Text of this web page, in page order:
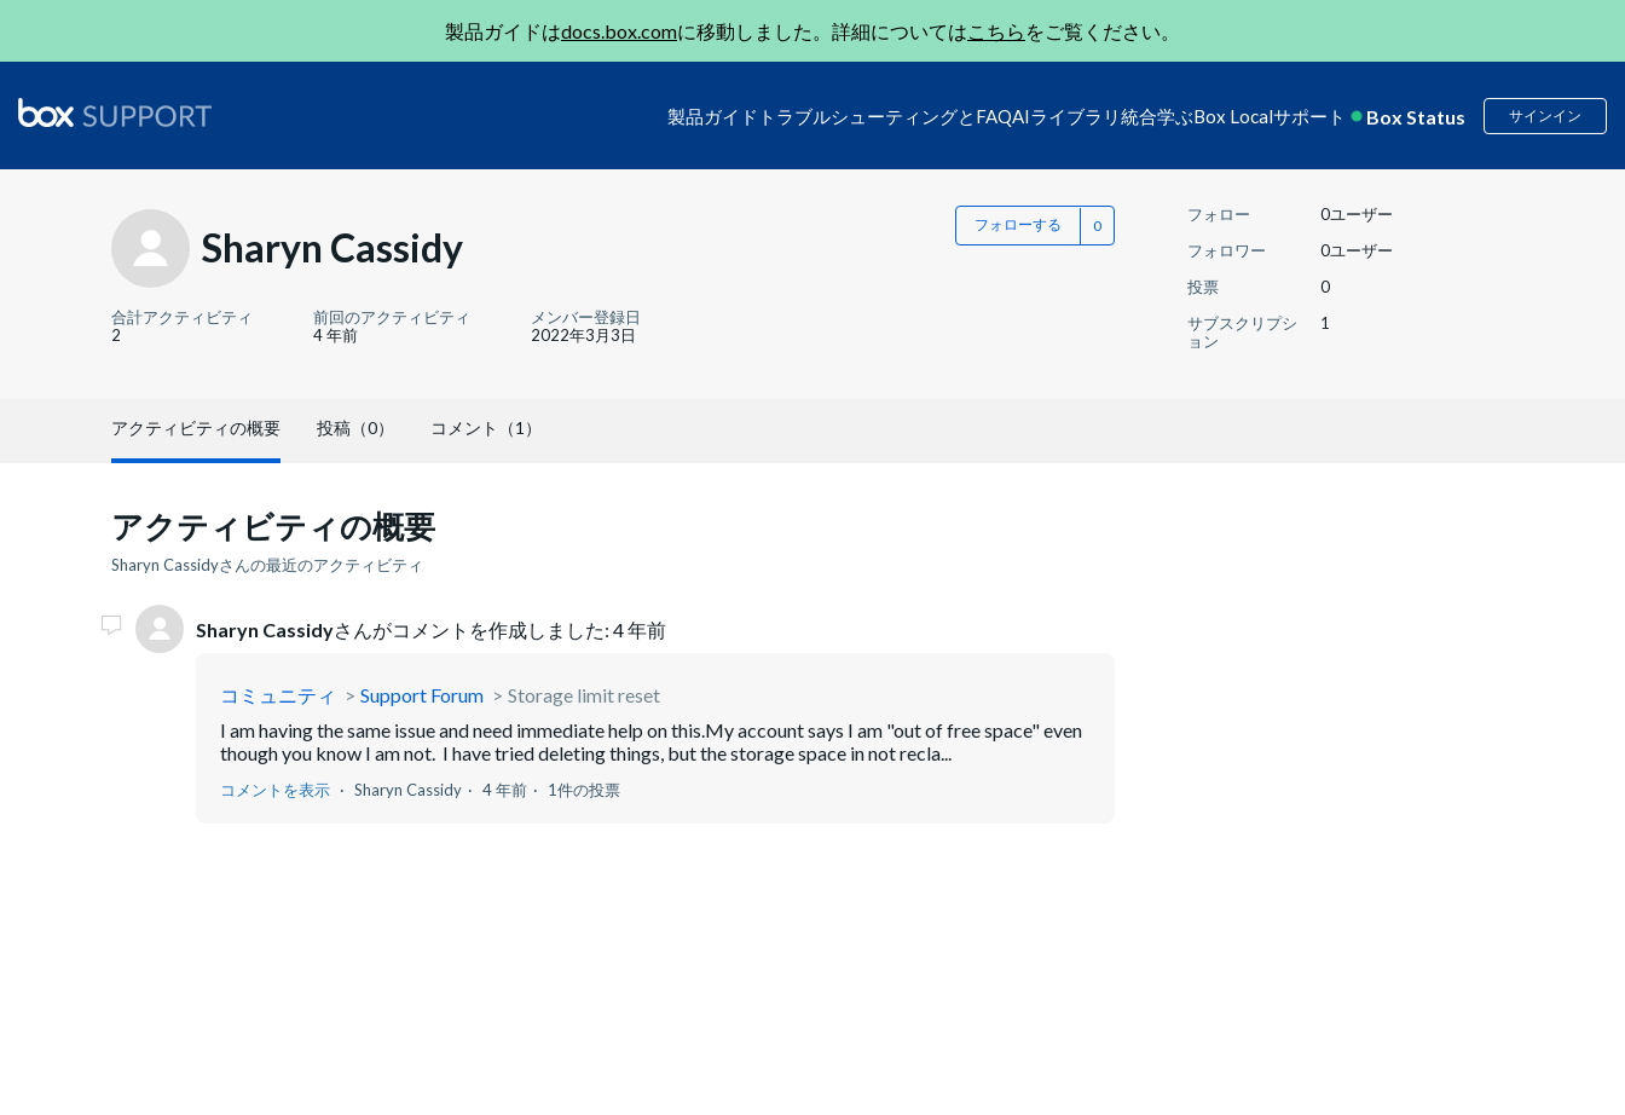
製品ガイドはdocs.box.comに移動しました。詳細についてはこちら をご覧ください。
製品ガイド トラブルシューティングとFAQAIライブラリ 統合学ぶBox Localサポート Box Status サインイン
Sharyn Cassidy フォローする
合計アクティビティ
2
前回のアクティビティ
4 年前
メンバー登録日
2022年3月3日
フォロー
0ユーザー
フォロワー
0ユーザー
投票
0
サブスクリプシ
ョン
1
アクティビティの概要 投稿（0） コメント（1）
アクティビティの概要
Sharyn Cassidyさんの最近のアクティビティ
Sharyn Cassidyさんがコメントを作成しました: 4 年前
コミュニティ Support Forum
Storage limit reset
I am having the same issue and need immediate help on this.My account says I am "out of free space" even
though you know I am not. I have tried deleting things, but the storage space in not recla...
コメントを表示 Sharyn Cassidy 4 年前 1件の投票